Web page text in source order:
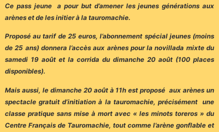
Ce pass jeune a pour but d’amener les jeunes générations aux
arènes et de les initier à la tauromachie.
Proposé au tarif de 25 euros, l’abonnement spécial jeunes (moins
de 25 ans) donnera l’accès aux arènes pour la novillada mixte du
samedi 19 août et la corrida du dimanche 20 août (100 places
disponibles).
Mais aussi, le dimanche 20 août à 11h est proposé aux arènes un
spectacle gratuit d’initiation à la tauromachie, précisément une
classe pratique sans mise à mort avec « les minots toreros » du
Centre Français de Tauromachie, tout comme l’arène gonflable et